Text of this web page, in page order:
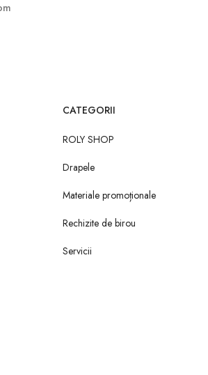
CATEGORII
ROLY SHOP
Drapele
Materiale promoționale
Rechizite de birou
Servicii